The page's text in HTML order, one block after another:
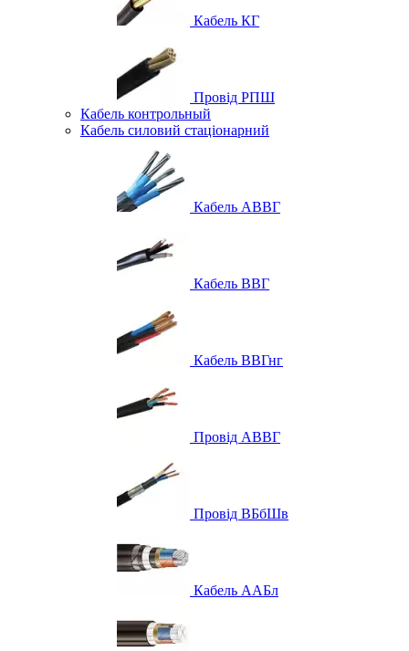
Кабель КГ
Провід РПШ
Кабель контрольный
Кабель силовий стаціонарний
Кабель АВВГ
Кабель ВВГ
Кабель ВВГнг
Провід АВВГ
Провід ВБбШв
Кабель ААБл